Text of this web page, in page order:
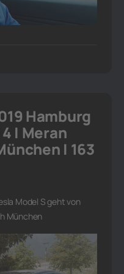
Hamburg
| Meran
| 163
Model S geht von
München